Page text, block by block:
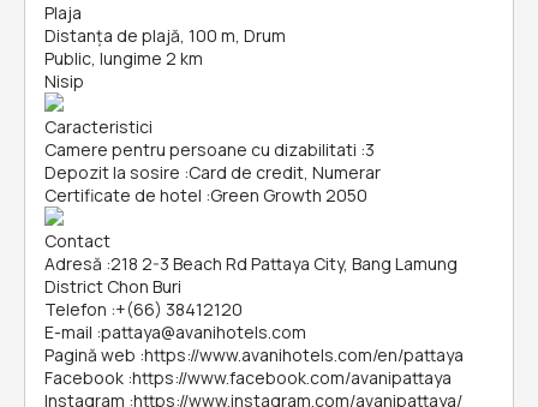
Plaja
Distanța de plajă, 100 m, Drum
Public, lungime 2 km
Nisip
Caracteristici
Camere pentru persoane cu dizabilitati :3
Depozit la sosire :Card de credit, Numerar
Certificate de hotel :Green Growth 2050
Contact
Adresă :218 2-3 Beach Rd Pattaya City, Bang Lamung
District Chon Buri
Telefon :+(66) 38412120
E-mail :pattaya@avanihotels.com
Pagină web :https://www.avanihotels.com/en/pattaya
Facebook :https://www.facebook.com/avanipattaya
Instagram :https://www.instagram.com/avanipattaya/